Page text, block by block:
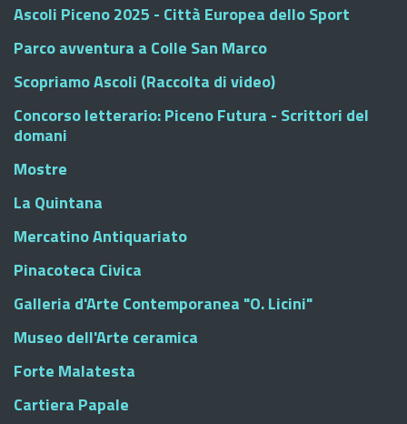
Ascoli Piceno 2025 - Città Europea dello Sport
Parco avventura a Colle San Marco
Scopriamo Ascoli (Raccolta di video)
Concorso letterario: Piceno Futura - Scrittori del
domani
Mostre
La Quintana
Mercatino Antiquariato
Pinacoteca Civica
Galleria d'Arte Contemporanea "O. Licini"
Museo dell'Arte ceramica
Forte Malatesta
Cartiera Papale